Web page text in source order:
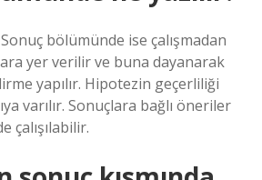
bölümünde ise çalışmadan
yer verilir ve buna dayanarak
yapılır. Hipotezin geçerliliği
varılır. Sonuçlara bağlı öneriler
çalışılabilir.